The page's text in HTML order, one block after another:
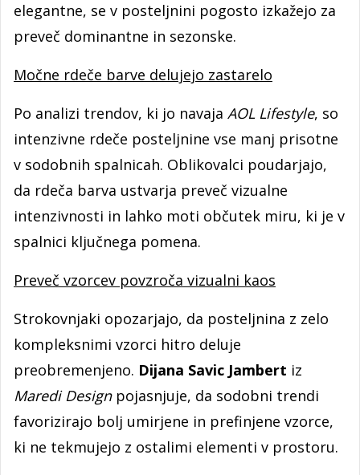
elegantne, se v posteljnini pogosto izkažejo za
preveč dominantne in sezonske.
Močne rdeče barve delujejo zastarelo
Po analizi trendov, ki jo navaja AOL Lifestyle, so
intenzivne rdeče posteljnine vse manj prisotne
v sodobnih spalnicah. Oblikovalci poudarjajo,
da rdeča barva ustvarja preveč vizualne
intenzivnosti in lahko moti občutek miru, ki je v
spalnici ključnega pomena.
Preveč vzorcev povzroča vizualni kaos
Strokovnjaki opozarjajo, da posteljnina z zelo
kompleksnimi vzorci hitro deluje
preobremenjeno. Dijana Savic Jambert iz
Maredi Designpojasnjuje, da sodobni trendi
favorizirajo bolj umirjene in prefinjene vzorce,
ki ne tekmujejo z ostalimi elementi v prostoru.